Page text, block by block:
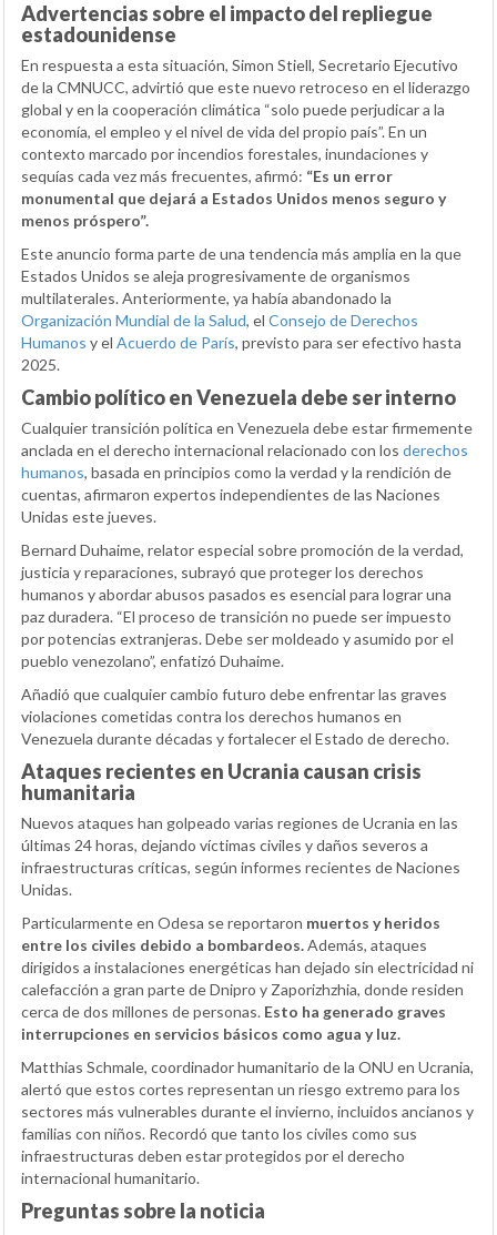
Advertencias sobre el impacto del repliegue
estadounidense
En respuesta a esta situación, Simon Stiell, Secretario Ejecutivo
de la CMNUCC, advirtió que este nuevo retroceso en el liderazgo
global y en la cooperación climática “solo puede perjudicar a la
economía, el empleo y el nivel de vida del propio país”. En un
contexto marcado por incendios forestales, inundaciones y
sequías cada vez más frecuentes, afirmó: “Es un error
monumental que dejará a Estados Unidos menos seguro y
menos próspero”.
Este anuncio forma parte de una tendencia más amplia en la que
Estados Unidos se aleja progresivamente de organismos
multilaterales. Anteriormente, ya había abandonado la
Organización Mundial de la Salud, el Consejo de Derechos
Humanos y el Acuerdo de París, previsto para ser efectivo hasta
2025.
Cambio político en Venezuela debe ser interno
Cualquier transición política en Venezuela debe estar firmemente
anclada en el derecho internacional relacionado con los derechos
humanos, basada en principios como la verdad y la rendición de
cuentas, afirmaron expertos independientes de las Naciones
Unidas este jueves.
Bernard Duhaime, relator especial sobre promoción de la verdad,
justicia y reparaciones, subrayó que proteger los derechos
humanos y abordar abusos pasados es esencial para lograr una
paz duradera. “El proceso de transición no puede ser impuesto
por potencias extranjeras. Debe ser moldeado y asumido por el
pueblo venezolano”, enfatizó Duhaime.
Añadió que cualquier cambio futuro debe enfrentar las graves
violaciones cometidas contra los derechos humanos en
Venezuela durante décadas y fortalecer el Estado de derecho.
Ataques recientes en Ucrania causan crisis
humanitaria
Nuevos ataques han golpeado varias regiones de Ucrania en las
últimas 24 horas, dejando víctimas civiles y daños severos a
infraestructuras críticas, según informes recientes de Naciones
Unidas.
Particularmente en Odesa se reportaron muertos y heridos
entre los civiles debido a bombardeos.Además, ataques
dirigidos a instalaciones energéticas han dejado sin electricidad ni
calefacción a gran parte de Dnipro y Zaporizhzhia, donde residen
cerca de dos millones de personas. Esto ha generado graves
interrupciones en servicios básicos como agua y luz.
Matthias Schmale, coordinador humanitario de la ONU en Ucrania,
alertó que estos cortes representan un riesgo extremo para los
sectores más vulnerables durante el invierno, incluidos ancianos y
familias con niños. Recordó que tanto los civiles como sus
infraestructuras deben estar protegidos por el derecho
internacional humanitario.
Preguntas sobre la noticia